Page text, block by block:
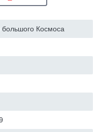
большого Космоса